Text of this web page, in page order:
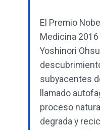
El Premio
Medicina
Yoshinori
subyacentes
llamado
proceso
degrada y